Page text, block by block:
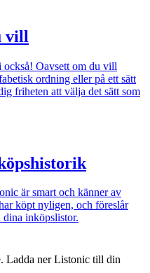
vill
Oavsett om du vill
ordning eller på ett sätt
friheten att välja det sätt som
är smart och känner av
köpt nyligen, och föreslår
dina inköpslistor.
Ladda ner Listonic till din